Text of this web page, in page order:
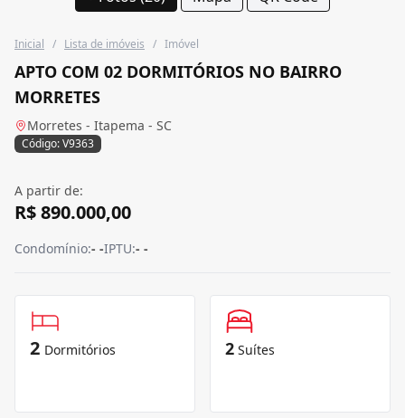
Inicial / Lista de imóveis / Imóvel
APTO COM 02 DORMITÓRIOS NO BAIRRO
MORRETES
Morretes - Itapema - SC
Código: V9363
A partir de:
R$ 890.000,00
Condomínio:- -IPTU:- -
2 Dormitórios 2 Suítes